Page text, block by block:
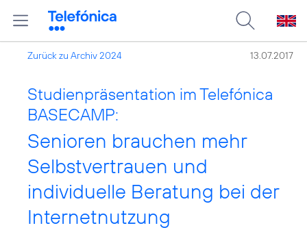
Zurück zu Archiv 2024 13.07.2017
Studienpräsentation im Telefónica
BASECAMP:
Senioren brauchen mehr
Selbstvertrauen und
individuelle Beratung bei der
Internetnutzung